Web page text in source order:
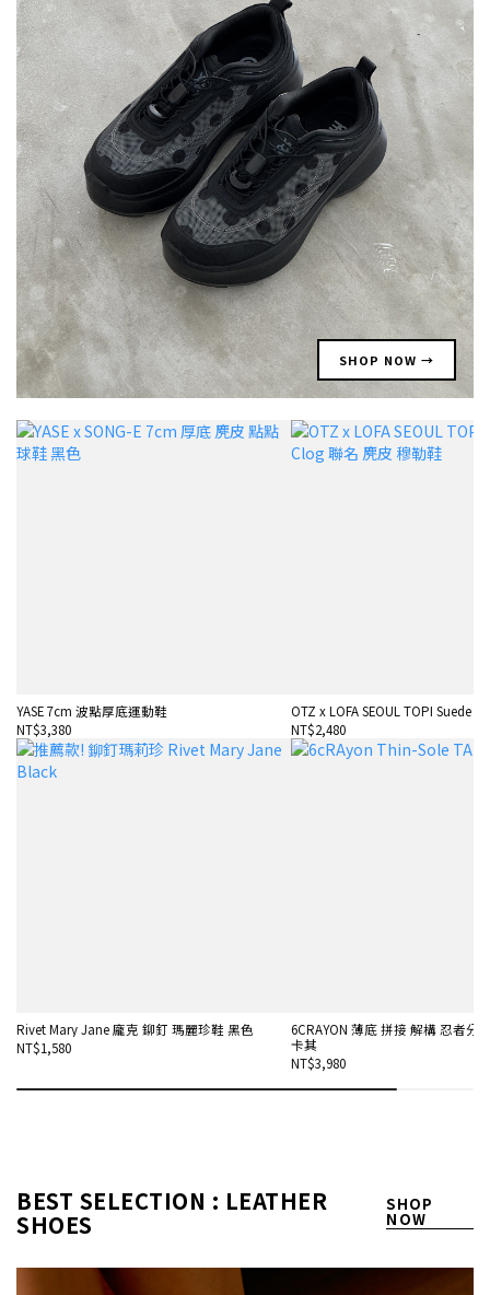
SHOP NOW →
YASE 7cm 波點厚底運動鞋
NT$3,380
OTZ x LOFA SEOUL TOPI Suede
NT$2,480
Rivet Mary Jane 龐克 鉚釘 瑪麗珍鞋 黑色
NT$1,580
6CRAYON 薄底 拼接 解構 忍者分
卡其
NT$3,980
BEST SELECTION : LEATHER
SHOES
SHOP
NOW